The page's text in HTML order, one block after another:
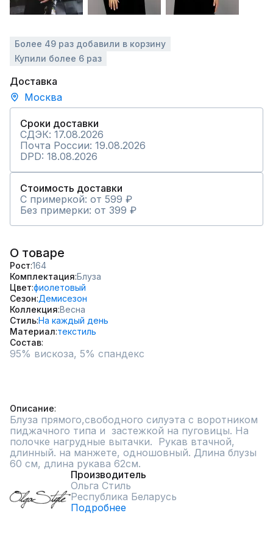
Более 49 раз добавили в корзину
Купили более 6 раз
Доставка
Москва
Сроки доставки
СДЭК: 17.08.2026
Почта России: 19.08.2026
DPD: 18.08.2026
Стоимость доставки
С примеркой: от 599 ₽
Без примерки: от 399 ₽
О товаре
Рост 164
Комплектация Блуза
Цвет фиолетовый
Сезон Демисезон
Коллекция Весна
СтильНа каждый день
Материал текстиль
Состав
95% вискоза, 5% спандекс
Описание
Блуза прямого,свободного силуэта с воротником
пиджачного типа и  застежкой на пуговицы. На
полочке нагрудные вытачки.  Рукав втачной,
длинный. на манжете, одношовный. Длина блузы
60 см, длина рукава 62см.
Производитель
Ольга Стиль
Республика Беларусь
Подробнее